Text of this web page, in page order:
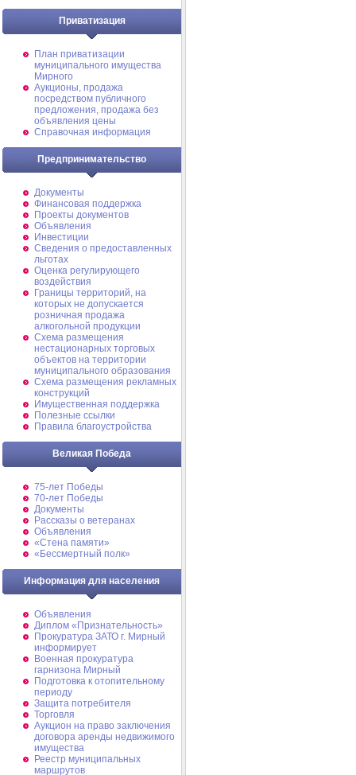
Приватизация
План приватизации
муниципального имущества
Мирного
Аукционы, продажа
посредством публичного
предложения, продажа без
объявления цены
Справочная информация
Предпринимательство
Документы
Финансовая поддержка
Проекты документов
Объявления
Инвестиции
Сведения о предоставленных
льготах
Оценка регулирующего
воздействия
Границы территорий, на
которых не допускается
розничная продажа
алкогольной продукции
Схема размещения
нестационарных торговых
объектов на территории
муниципального образования
Схема размещения рекламных
конструкций
Имущественная поддержка
Полезные ссылки
Правила благоустройства
Великая Победа
75-лет Победы
70-лет Победы
Документы
Рассказы о ветеранах
Объявления
«Стена памяти»
«Бессмертный полк»
Информация для населения
Объявления
Диплом «Признательность»
Прокуратура ЗАТО г. Мирный
информирует
Военная прокуратура
гарнизона Мирный
Подготовка к отопительному
периоду
Защита потребителя
Торговля
Аукцион на право заключения
договора аренды недвижимого
имущества
Реестр муниципальных
маршрутов